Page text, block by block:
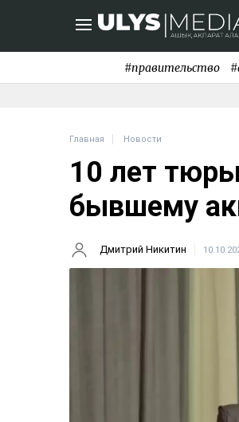
#правительство
Главная Новости
10 лет
бывшему
Дмитрий Никитин